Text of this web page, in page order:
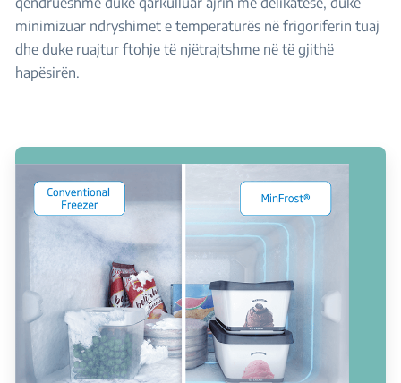
minimizuar ndryshimet e temperaturës në frigoriferin tuaj
dhe duke ruajtur ftohje të njëtrajtshme në të gjithë
hapësirën.